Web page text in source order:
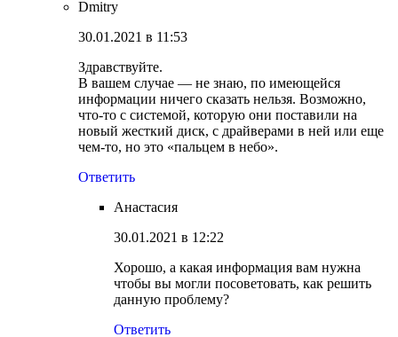
Dmitry
30.01.2021 в 11:53
Здравствуйте.
В вашем случае — не знаю, по имеющейся
информации ничего сказать нельзя. Возможно,
что-то с системой, которую они поставили на
новый жесткий диск, с драйверами в ней или еще
чем-то, но это «пальцем в небо».
Ответить
Анастасия
30.01.2021 в 12:22
Хорошо, а какая информация вам нужна
чтобы вы могли посоветовать, как решить
данную проблему?
Ответить